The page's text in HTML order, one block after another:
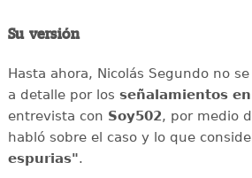
Su versión
Hasta ahora, Nicolás Segundo no
a detalle por los señalamientos
entrevista con Soy502, por medio
habló sobre el caso y lo que
espurias".